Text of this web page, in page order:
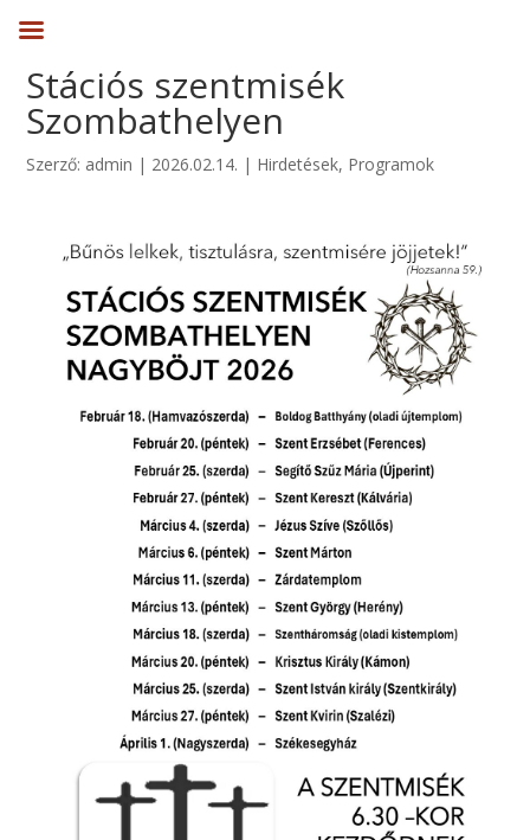
Stációs szentmisék
Szombathelyen
Szerző: admin | 2026.02.14. | Hirdetések, Programok